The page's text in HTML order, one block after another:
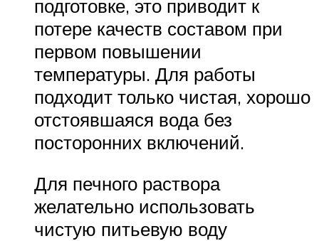
подготовке, это приводит к
потере качеств составом при
первом повышении
температуры. Для работы
подходит только чистая, хорошо
отстоявшаяся вода без
посторонних включений.
Для печного раствора
желательно использовать
чистую питьевую воду